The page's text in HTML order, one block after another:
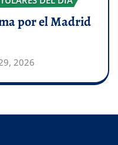
por el Madrid
2026